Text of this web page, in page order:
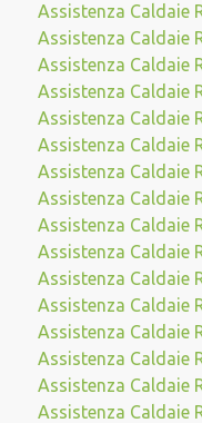
Assistenza Caldaie
Assistenza Caldaie
Assistenza Caldaie
Assistenza Caldaie
Assistenza Caldaie
Assistenza Caldaie
Assistenza Caldaie
Assistenza Caldaie
Assistenza Caldaie
Assistenza Caldaie
Assistenza Caldaie
Assistenza Caldaie
Assistenza Caldaie
Assistenza Caldaie
Assistenza Caldaie
Assistenza Caldaie